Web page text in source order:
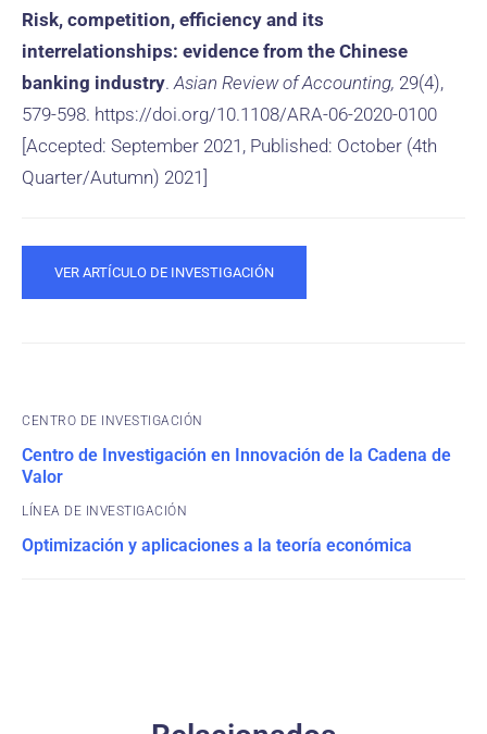
Risk, competition, efficiency and its
interrelationships: evidence from the Chinese
banking industry.Asian Review of Accounting, 29(4),
579-598. https://doi.org/10.1108/ARA-06-2020-0100
[Accepted: September 2021, Published: October (4th
Quarter/Autumn) 2021]
VER ARTÍCULO DE INVESTIGACIÓN
CENTRO DE INVESTIGACIÓN
Centro de Investigación en Innovación de la Cadena de
Valor
Optimización y aplicaciones a la teoría económica